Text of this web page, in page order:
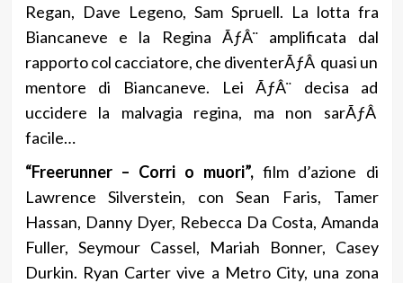
Regan, Dave Legeno, Sam Spruell. La lotta fra
Biancaneve e la Regina ÃƒÂ¨ amplificata dal
rapporto col cacciatore, che diventerÃƒÂ quasi un
mentore di Biancaneve. Lei ÃƒÂ¨ decisa ad
uccidere la malvagia regina, ma non sarÃƒÂ
facile…
“Freerunner – Corri o muori”, film d’azione di
Lawrence Silverstein, con Sean Faris, Tamer
Hassan, Danny Dyer, Rebecca Da Costa, Amanda
Fuller, Seymour Cassel, Mariah Bonner, Casey
Durkin. Ryan Carter vive a Metro City, una zona